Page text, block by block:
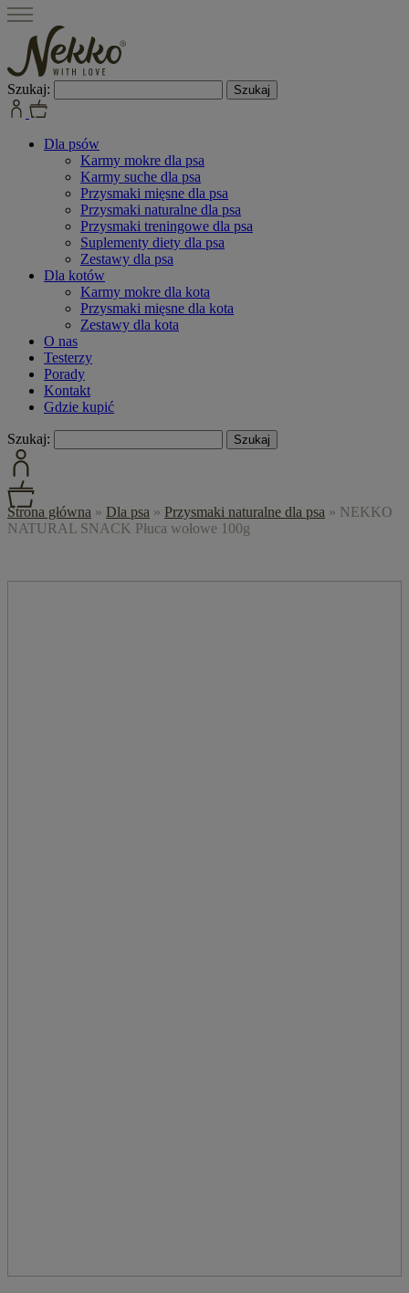
Szukaj:
Dla psów
Karmy mokre dla psa
Karmy suche dla psa
Przysmaki mięsne dla psa
Przysmaki naturalne dla psa
Przysmaki treningowe dla psa
Suplementy diety dla psa
Zestawy dla psa
Dla kotów
Karmy mokre dla kota
Przysmaki mięsne dla kota
Zestawy dla kota
O nas
Testerzy
Porady
Kontakt
Gdzie kupić
Szukaj:
Strona główna » Dla psa » Przysmaki naturalne dla psa » NEKKO
NATURAL SNACK Płuca wołowe 100g